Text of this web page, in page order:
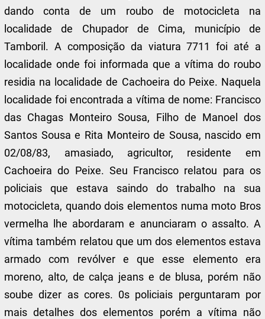
dando conta de um roubo de motocicleta na
localidade de Chupador de Cima, município de
Tamboril. A composição da viatura 7711 foi até a
localidade onde foi informada que a vítima do roubo
residia na localidade de Cachoeira do Peixe. Naquela
localidade foi encontrada a vítima de nome: Francisco
das Chagas Monteiro Sousa, Filho de Manoel dos
Santos Sousa e Rita Monteiro de Sousa, nascido em
02/08/83, amasiado, agricultor, residente em
Cachoeira do Peixe. Seu Francisco relatou para os
policiais que estava saindo do trabalho na sua
motocicleta, quando dois elementos numa moto Bros
vermelha lhe abordaram e anunciaram o assalto. A
vítima também relatou que um dos elementos estava
armado com revólver e que esse elemento era
moreno, alto, de calça jeans e de blusa, porém não
soube dizer as cores. 0s policiais perguntaram por
mais detalhes dos elementos porém a vítima não